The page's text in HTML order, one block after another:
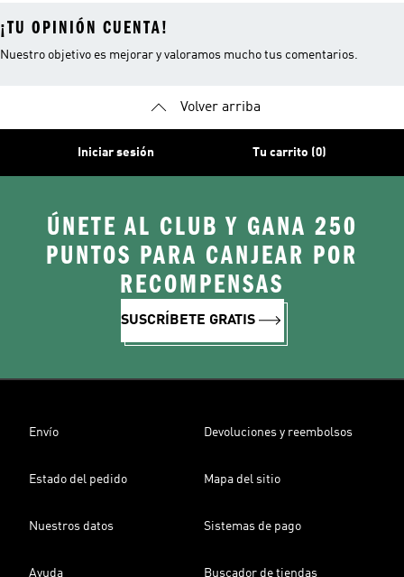
¡TU OPINIÓN CUENTA!
Nuestro objetivo es mejorar y valoramos mucho tus comentarios.
Volver arriba
Iniciar sesión Tu carrito (0)
ÚNETE AL CLUB Y GANA 250
PUNTOS PARA CANJEAR POR
RECOMPENSAS
SUSCRÍBETE GRATIS
Envío Devoluciones y reembolsos
Estado del pedido Mapa del sitio
Nuestros datos Sistemas de pago
Ayuda Buscador de tiendas